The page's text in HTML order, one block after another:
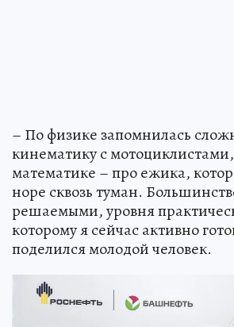
– По физике запомнилась
кинематику с
математике – про ежика,
норе сквозь туман.
решаемыми, уровня
которому я сейчас активно
поделился молодой человек.